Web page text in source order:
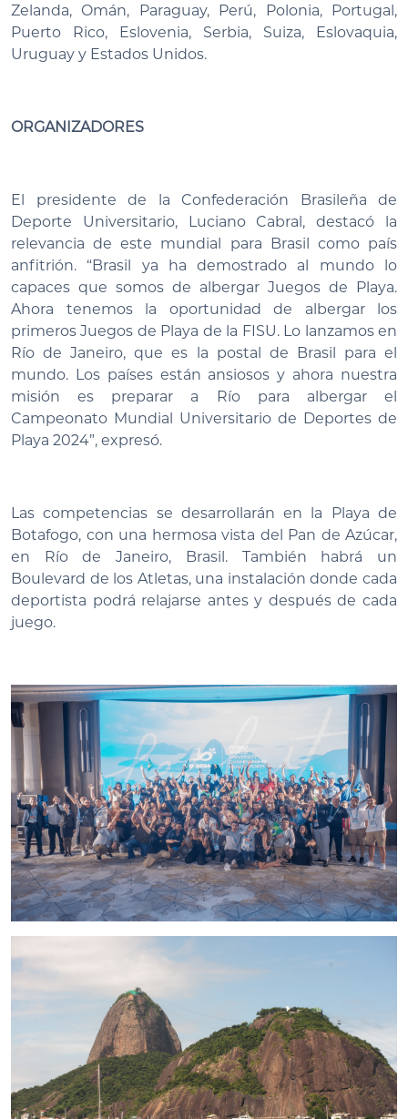
Zelanda, Omán, Paraguay, Perú, Polonia, Portugal,
Puerto Rico, Eslovenia, Serbia, Suiza, Eslovaquia,
Uruguay y Estados Unidos.
ORGANIZADORES
El presidente de la Confederación Brasileña de
Deporte Universitario, Luciano Cabral, destacó la
relevancia de este mundial para Brasil como país
anfitrión. “Brasil ya ha demostrado al mundo lo
capaces que somos de albergar Juegos de Playa.
Ahora tenemos la oportunidad de albergar los
primeros Juegos de Playa de la FISU. Lo lanzamos en
Río de Janeiro, que es la postal de Brasil para el
mundo. Los países están ansiosos y ahora nuestra
misión es preparar a Río para albergar el
Campeonato Mundial Universitario de Deportes de
Playa 2024”, expresó.
Las competencias se desarrollarán en la Playa de
Botafogo, con una hermosa vista del Pan de Azúcar,
en Río de Janeiro, Brasil. También habrá un
Boulevard de los Atletas, una instalación donde cada
deportista podrá relajarse antes y después de cada
juego.